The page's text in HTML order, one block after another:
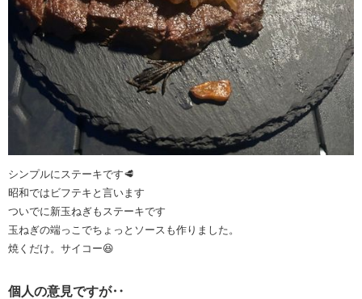
シンプルにステーキです🥩
昭和ではビフテキと言います
ついでに新玉ねぎもステーキです
玉ねぎの端っこでちょっとソースも作りました。
焼くだけ。サイコー😆
個人の意見ですが‥